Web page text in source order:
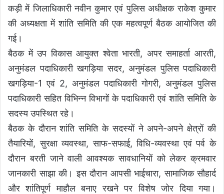
कड़ी में जिलाधिकारी नवीन कुमार एवं पुलिस अधीक्षक राकेश कुमार
की अध्यक्षता में शांति समिति की एक महत्वपूर्ण बैठक आयोजित की
गई।
बैठक में उप विकास आयुक्त श्वेता भारती, अपर समाहर्ता आरती,
अनुमंडल पदाधिकारी खगड़िया सदर, अनुमंडल पुलिस पदाधिकारी
खगड़िया-1 एवं 2, अनुमंडल पदाधिकारी गोगरी, अनुमंडल पुलिस
पदाधिकारी सहित विभिन्न विभागों के पदाधिकारी एवं शांति समिति के
सदस्य उपस्थित रहे।
बैठक के दौरान शांति समिति के सदस्यों ने अपने-अपने क्षेत्रों की
तैयारियों, सुरक्षा व्यवस्था, साफ-सफाई, विधि-व्यवस्था एवं पर्व के
दौरान बरती जाने वाली आवश्यक सावधानियों को लेकर क्रमवार
जानकारी साझा की। इस दौरान आपसी भाईचारा, सामाजिक सौहार्द
और शांतिपूर्ण माहौल बनाए रखने पर विशेष जोर दिया गया।